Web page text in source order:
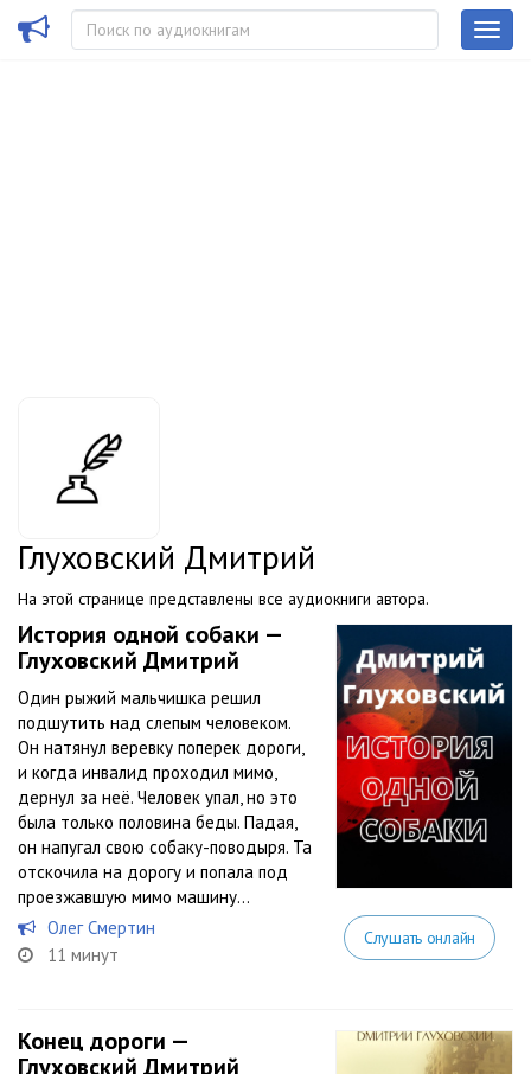
Глуховский Дмитрий
На этой странице представлены все аудиокниги автора.
История одной собаки —
Глуховский Дмитрий
Один рыжий мальчишка решил
подшутить над слепым человеком.
Он натянул веревку поперек дороги,
и когда инвалид проходил мимо,
дернул за неё. Человек упал, но это
была только половина беды. Падая,
он напугал свою собаку-поводыря. Та
отскочила на дорогу и попала под
проезжавшую мимо машину…
Олег Смертин
11 минут
Слушать онлайн
Конец дороги —
Глуховский Дмитрий